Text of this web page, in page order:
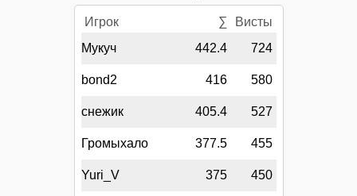
Игрок ∑
Висты
Мукуч
442.4 724
bond2 416 580
снежик 405.4 527
Громыхало 377.5 455
Yuri_V 375 450